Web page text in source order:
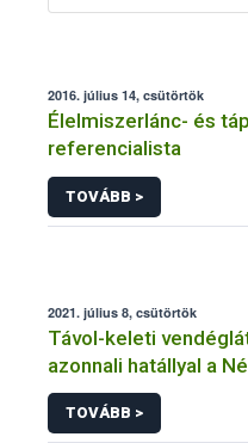
2016. július 14, csütörtök
Élelmiszerlánc- és
referencialista
TOVÁBB >
2021. július 8, csütörtök
Távol-keleti
azonnali hatállyal a
TOVÁBB >